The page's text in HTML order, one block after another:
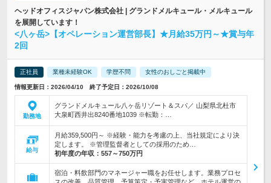
ヘッドオフィスジャパン株式会社 | グランドメルキュール・メルキュール
を展開しています！
<八ヶ岳>【オペレーション運営部長】★月給35万円～★賞与年
2回
正社員 業種未経験OK 学歴不問 女性のおしごと掲載中
情報更新日：2026/04/10 終了予定日：2026/10/08
勤務地
グランドメルキュール八ヶ岳リゾート＆スパ／ 山梨県北杜市
大泉町西井出8240番地1039 ※転勤：…
給与
月給359,500円～ ※経験・能力を考慮の上、当社規定により決
定します。 ※管理監督者としての採用のため…
初年度の年収： 557～750万円
宿泊・料飲部門のマネージャー職をお任せします。業務プロセ